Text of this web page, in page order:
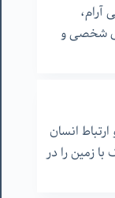
آرام،
شخصی و
انسان
زمین را در